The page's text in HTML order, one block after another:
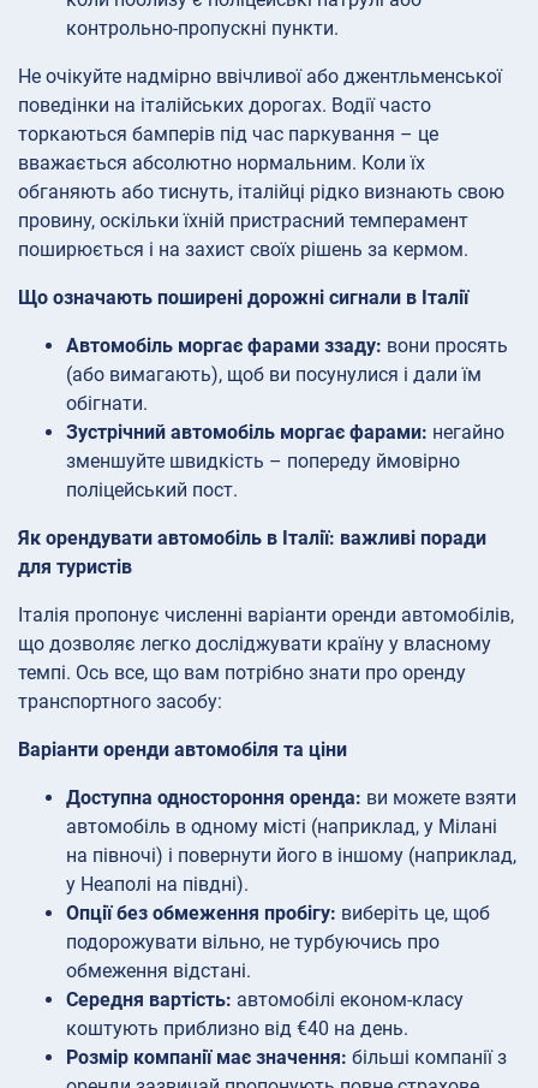
контрольно-пропускні пункти.
Не очікуйте надмірно ввічливої або джентльменської
поведінки на італійських дорогах. Водії часто
торкаються бамперів під час паркування – це
вважається абсолютно нормальним. Коли їх
обганяють або тиснуть, італійці рідко визнають свою
провину, оскільки їхній пристрасний темперамент
поширюється і на захист своїх рішень за кермом.
Що означають поширені дорожні сигнали в Італії
Автомобіль моргає фарами ззаду: вони просять
(або вимагають), щоб ви посунулися і дали їм
обігнати.
Зустрічний автомобіль моргає фарами: негайно
зменшуйте швидкість – попереду ймовірно
поліцейський пост.
Як орендувати автомобіль в Італії: важливі поради
для туристів
Італія пропонує численні варіанти оренди автомобілів,
що дозволяє легко досліджувати країну у власному
темпі. Ось все, що вам потрібно знати про оренду
транспортного засобу:
Варіанти оренди автомобіля та ціни
Доступна одностороння оренда: ви можете взяти
автомобіль в одному місті (наприклад, у Мілані
на півночі) і повернути його в іншому (наприклад,
у Неаполі на півдні).
Опції без обмеження пробігу: виберіть це, щоб
подорожувати вільно, не турбуючись про
обмеження відстані.
Середня вартість: автомобілі економ-класу
коштують приблизно від €40 на день.
Розмір компанії має значення: більші компанії з